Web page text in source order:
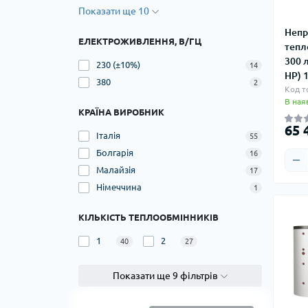
Показати ще 10
ЕЛЕКТРОЖИВЛЕННЯ, В/ГЦ
230 (±10%) 14
380 2
КРАЇНА ВИРОБНИК
Італія 55
Болгарія 16
Малайзія 17
Німеччина 1
КІЛЬКІСТЬ ТЕПЛООБМІННИКІВ
1 40 2 27
Показати ще 9 фільтрів
300
HP)
Код
В
65